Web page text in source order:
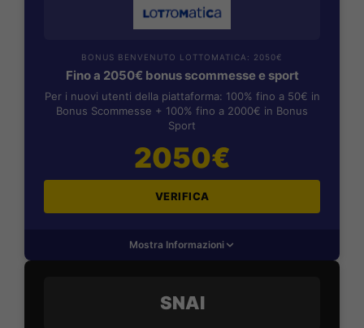
BONUS BENVENUTO LOTTOMATICA: 2050€
Fino a 2050€ bonus scommesse e sport
Per i nuovi utenti della piattaforma: 100% fino a 50€ in
Bonus Scommesse + 100% fino a 2000€ in Bonus
Sport
2050€
VERIFICA
Mostra Informazioni
SNAI